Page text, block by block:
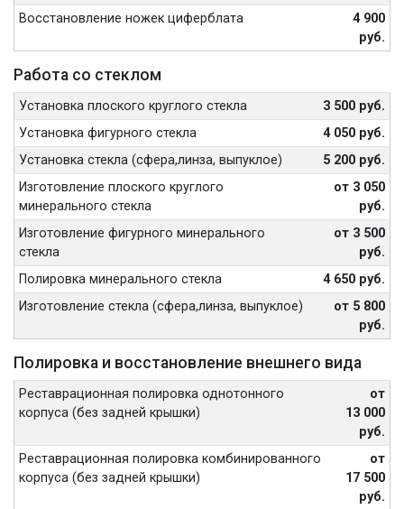
Восстановление ножек циферблата
4 900
руб.
Работа со стеклом
Установка плоского круглого стекла
3 500 руб.
Установка фигурного стекла
4 050 руб.
Установка стекла (сфера,линза, выпуклое)
5 200 руб.
Изготовление плоского круглого
минерального стекла
от 3 050
руб.
Изготовление фигурного минерального
стекла
от 3 500
руб.
Полировка минерального стекла
4 650 руб.
Изготовление стекла (сфера,линза, выпуклое)
от 5 800
руб.
Полировка и восстановление внешнего вида
Реставрационная полировка однотонного
корпуса (без задней крышки)
от
13 000
руб.
Реставрационная полировка комбинированного
корпуса (без задней крышки)
от
17 500
руб.